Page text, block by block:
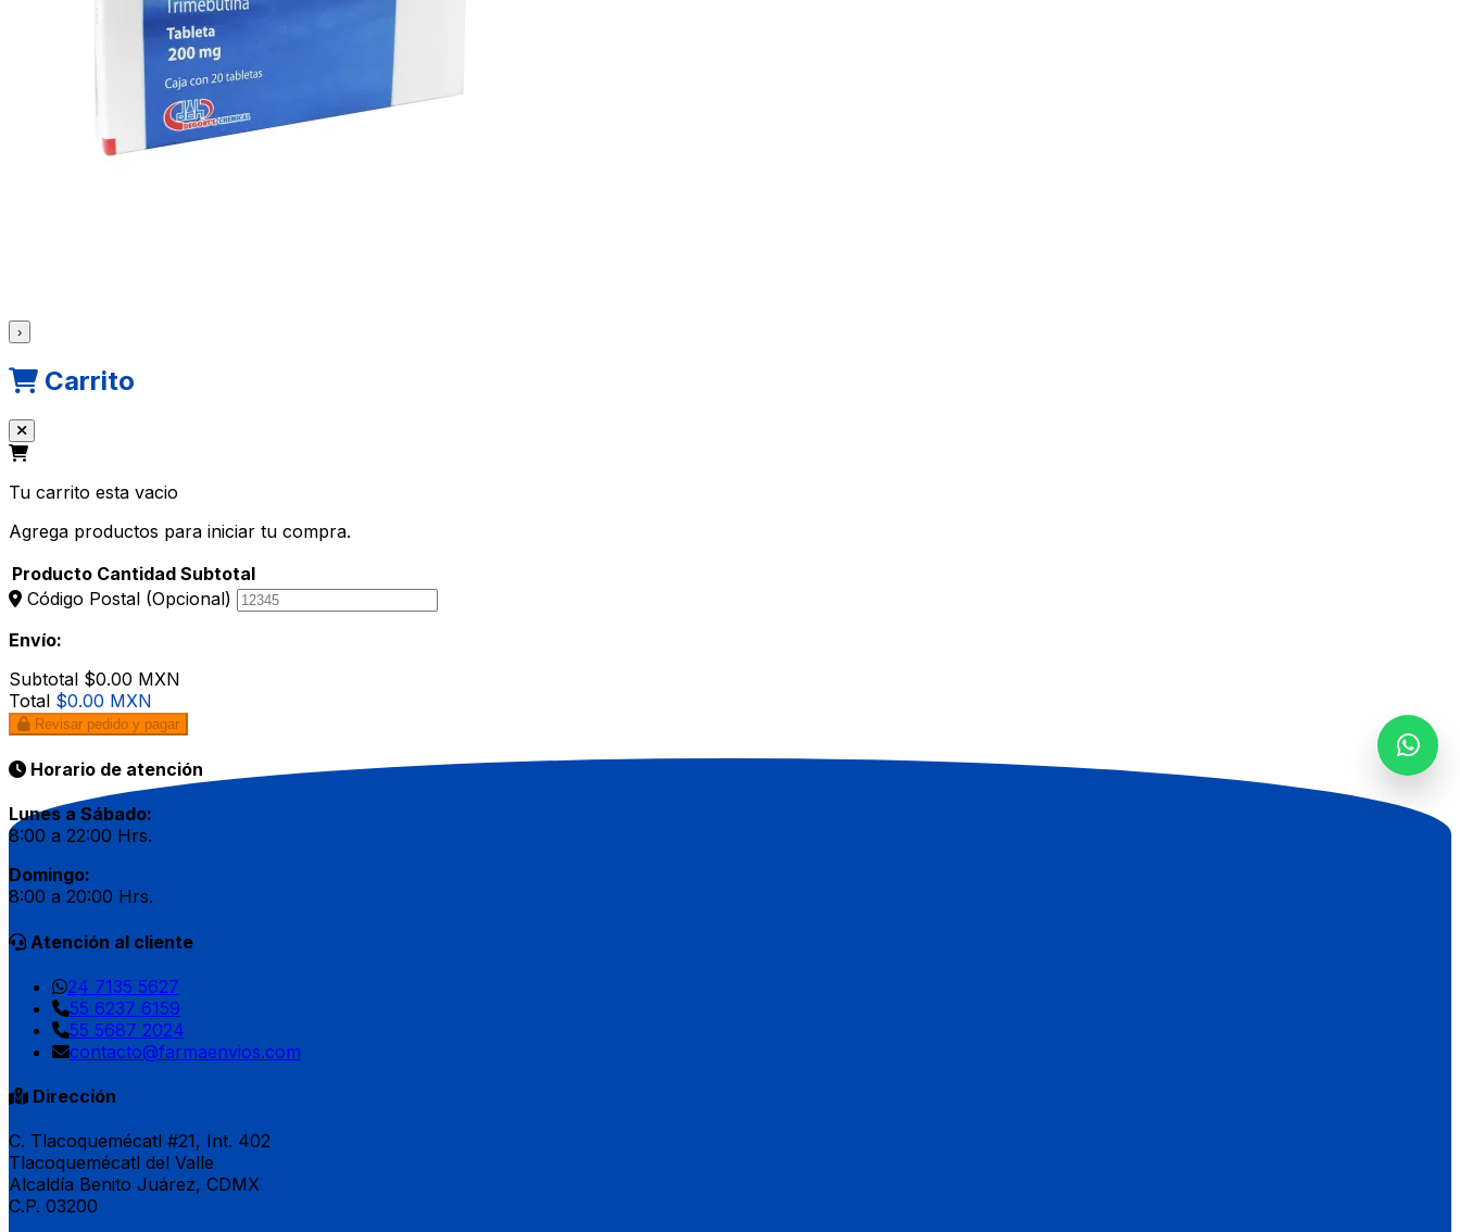
›
Carrito
Tu carrito esta vacio
Agrega productos para iniciar tu compra.
Producto Cantidad Subtotal
Código Postal (Opcional)
Envío:
Subtotal $0.00 MXN
Total $0.00 MXN
Revisar pedido y pagar
Horario de atención
Lunes a Sábado:
8:00 a 22:00 Hrs.
Domingo:
8:00 a 20:00 Hrs.
Atención al cliente
24 7135 5627
55 6237 6159
55 5687 2024
contacto@farmaenvios.com
Dirección
C. Tlacoquemécatl #21, Int. 402
Tlacoquemécatl del Valle
Alcaldía Benito Juárez, CDMX
C.P. 03200